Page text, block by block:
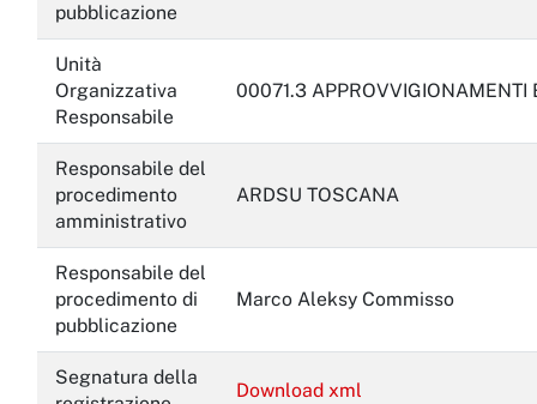
pubblicazione
Unità
Organizzativa
Responsabile
00071.3 APPROVVIGIONAMENTI
Responsabile del
procedimento
amministrativo
ARDSU TOSCANA
Responsabile del
procedimento di
pubblicazione
Marco Aleksy Commisso
Segnatura della
Download xml